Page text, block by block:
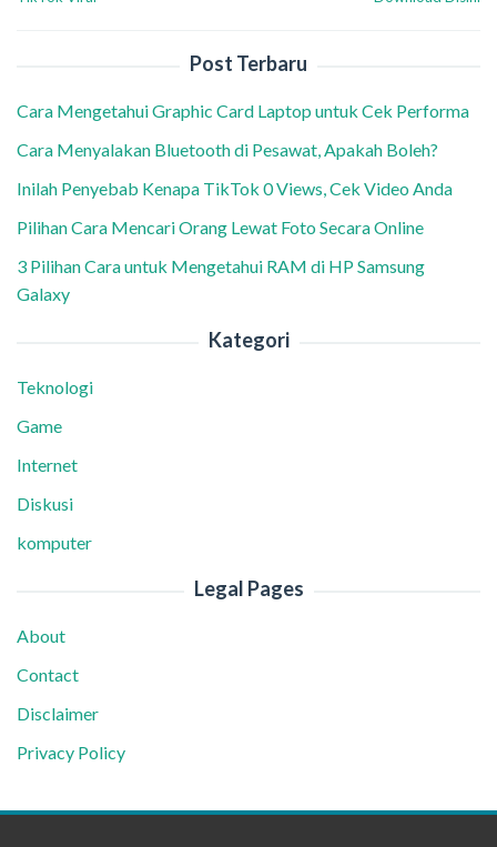
Post Terbaru
Cara Mengetahui Graphic Card Laptop untuk Cek Performa
Cara Menyalakan Bluetooth di Pesawat, Apakah Boleh?
Inilah Penyebab Kenapa TikTok 0 Views, Cek Video Anda
Pilihan Cara Mencari Orang Lewat Foto Secara Online
3 Pilihan Cara untuk Mengetahui RAM di HP Samsung
Galaxy
Kategori
Teknologi
Game
Internet
Diskusi
komputer
Legal Pages
About
Contact
Disclaimer
Privacy Policy